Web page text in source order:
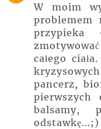
W moim
problemem
całego
pancerz,
pierwszych
odstawkę...;)